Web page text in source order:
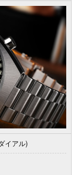
イアル)